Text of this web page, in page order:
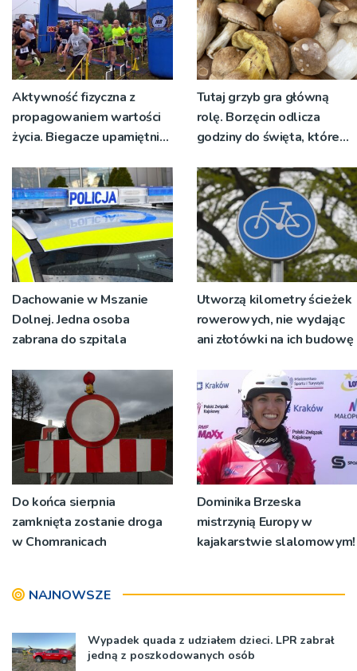
Aktywność fizyczna z
propagowaniem wartości
życia. Biegacze upamiętnili
Tutaj grzyb gra główną
rolę. Borzęcin odlicza
godziny do święta, które
pokoleń
Dachowanie w Mszanie
Dolnej. Jedna osoba
zabrana do szpitala
Utworzą kilometry ścieżek
rowerowych, nie wydając
ani złotówki na ich budowę
Do końca sierpnia
zamknięta zostanie droga
w Chomranicach
Dominika Brzeska
mistrzynią Europy w
kajakarstwie slalomowym!
NAJNOWSZE
Wypadek quada z udziałem dzieci. LPR zabrał
jedną z poszkodowanych osób